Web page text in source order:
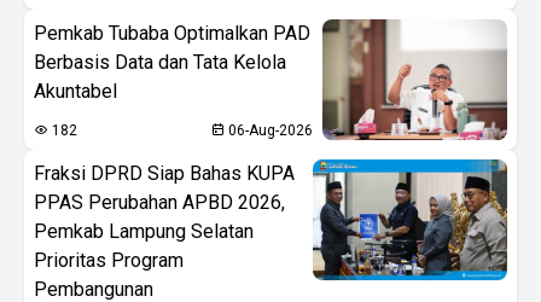
Pemkab Tubaba Optimalkan PAD
Berbasis Data dan Tata Kelola
Akuntabel
182 06-Aug-2026
Fraksi DPRD Siap Bahas KUPA
PPAS Perubahan APBD 2026,
Pemkab Lampung Selatan
Prioritas Program
Pembangunan